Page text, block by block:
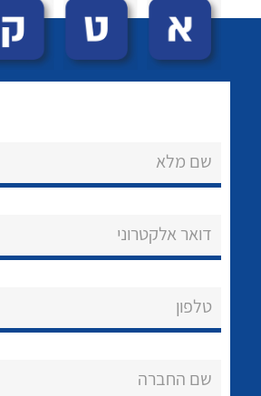
הצוות שלנו
שירותי תמיכה
שם מלא
דואר אלקטרוני
טלפון
שם החברה